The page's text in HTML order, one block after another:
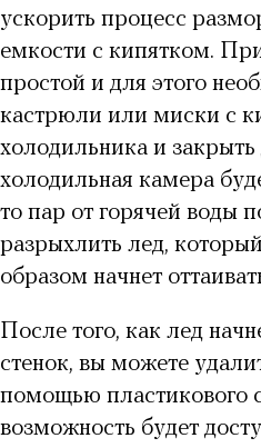
ускорить процесс
емкости с кипятком.
простой и для этого
кастрюли или миски с
холодильника и
холодильная камера
то пар от горячей воды
разрыхлить лед,
образом начнет
После того, как лед
стенок, вы можете
помощью пластикового
возможность будет